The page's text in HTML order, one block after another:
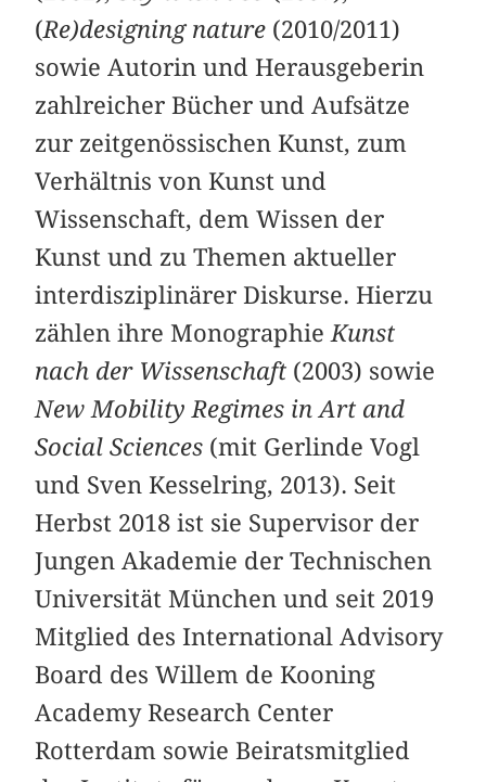
(Re)designing nature (2010/2011)
sowie Autorin und Herausgeberin
zahlreicher Bücher und Aufsätze
zur zeitgenössischen Kunst, zum
Verhältnis von Kunst und
Wissenschaft, dem Wissen der
Kunst und zu Themen aktueller
interdisziplinärer Diskurse. Hierzu
zählen ihre Monographie Kunst
nach der Wissenschaft (2003) sowie
New Mobility Regimes in Art and
Social Sciences (mit Gerlinde Vogl
und Sven Kesselring, 2013). Seit
Herbst 2018 ist sie Supervisor der
Jungen Akademie der Technischen
Universität München und seit 2019
Mitglied des International Advisory
Board des Willem de Kooning
Academy Research Center
Rotterdam sowie Beiratsmitglied